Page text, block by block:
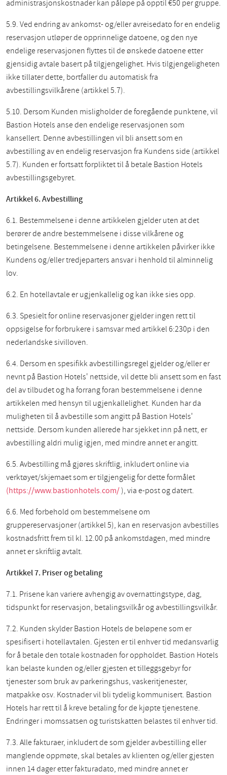
administrasjonskostnader kan påløpe på opptil €50 per gruppe.
5.9. Ved endring av ankomst- og/eller avreisedato for en endelig
reservasjon utløper de opprinnelige datoene, og den nye
endelige reservasjonen flyttes til de ønskede datoene etter
gjensidig avtale basert på tilgjengelighet. Hvis tilgjengeligheten
ikke tillater dette, bortfaller du automatisk fra
avbestillingsvilkårene (artikkel 5.7).
5.10. Dersom Kunden misligholder de foregående punktene, vil
Bastion Hotels anse den endelige reservasjonen som
kansellert. Denne avbestillingen vil bli ansett som en
avbestilling av en endelig reservasjon fra Kundens side (artikkel
5.7). Kunden er fortsatt forpliktet til å betale Bastion Hotels
avbestillingsgebyret.
Artikkel 6. Avbestilling
6.1. Bestemmelsene i denne artikkelen gjelder uten at det
berører de andre bestemmelsene i disse vilkårene og
betingelsene. Bestemmelsene i denne artikkelen påvirker ikke
Kundens og/eller tredjeparters ansvar i henhold til alminnelig
lov.
6.2. En hotellavtale er ugjenkallelig og kan ikke sies opp.
6.3. Spesielt for online reservasjoner gjelder ingen rett til
oppsigelse for forbrukere i samsvar med artikkel 6:230p i den
nederlandske sivilloven.
6.4. Dersom en spesifikk avbestillingsregel gjelder og/eller er
nevnt på Bastion Hotels' nettside, vil dette bli ansett som en fast
del av tilbudet og ha forrang foran bestemmelsene i denne
artikkelen med hensyn til ugjenkallelighet. Kunden har da
muligheten til å avbestille som angitt på Bastion Hotels'
nettside. Dersom kunden allerede har sjekket inn på nett, er
avbestilling aldri mulig igjen, med mindre annet er angitt.
6.5. Avbestilling må gjøres skriftlig, inkludert online via
verktøyet/skjemaet som er tilgjengelig for dette formålet
(https://www.bastionhotels.com/), via e-post og datert.
6.6. Med forbehold om bestemmelsene om
gruppereservasjoner (artikkel 5), kan en reservasjon avbestilles
kostnadsfritt frem til kl. 12.00 på ankomstdagen, med mindre
annet er skriftlig avtalt.
Artikkel 7. Priser og betaling
7.1. Prisene kan variere avhengig av overnattingstype, dag,
tidspunkt for reservasjon, betalingsvilkår og avbestillingsvilkår.
7.2. Kunden skylder Bastion Hotels de beløpene som er
spesifisert i hotellavtalen. Gjesten er til enhver tid medansvarlig
for å betale den totale kostnaden for oppholdet. Bastion Hotels
kan belaste kunden og/eller gjesten et tilleggsgebyr for
tjenester som bruk av parkeringshus, vaskeritjenester,
matpakke osv. Kostnader vil bli tydelig kommunisert. Bastion
Hotels har rett til å kreve betaling for de kjøpte tjenestene.
Endringer i momssatsen og turistskatten belastes til enhver tid.
7.3. Alle fakturaer, inkludert de som gjelder avbestilling eller
manglende oppmøte, skal betales av klienten og/eller gjesten
innen 14 dager etter fakturadato, med mindre annet er